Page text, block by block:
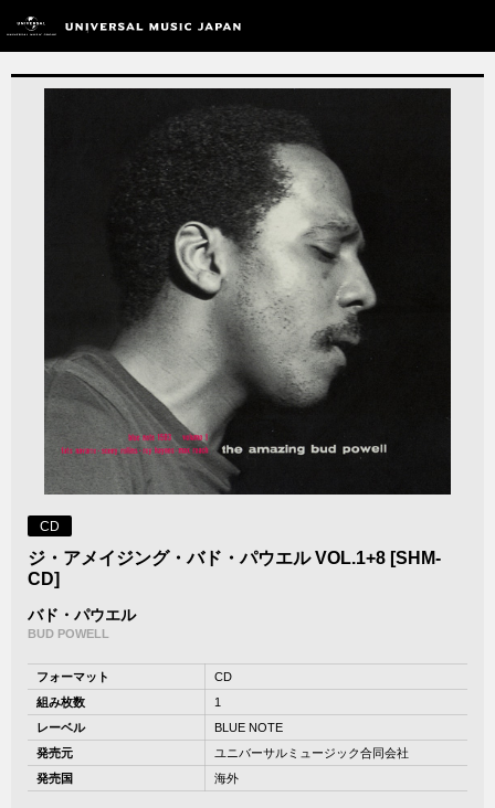
CD
ジ・アメイジング・バド・パウエル VOL.1+8 [SHM-
CD]
バド・パウエル
BUD POWELL
フォーマット
CD
組み枚数
1
レーベル
BLUE NOTE
発売元
ユニバーサルミュージック合同会社
発売国
海外